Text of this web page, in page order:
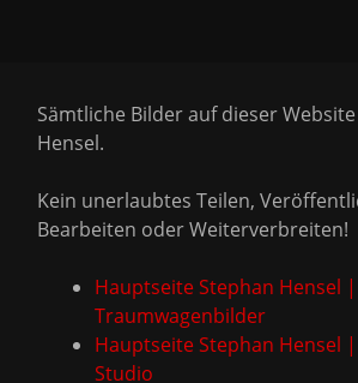
Sämtliche Bilder auf dieser
Hensel.
Kein unerlaubtes Teilen,
Bearbeiten oder Weiterverbreiten!
Hauptseite Stephan Hensel |
Traumwagenbilder
Hauptseite Stephan Hensel
Studio